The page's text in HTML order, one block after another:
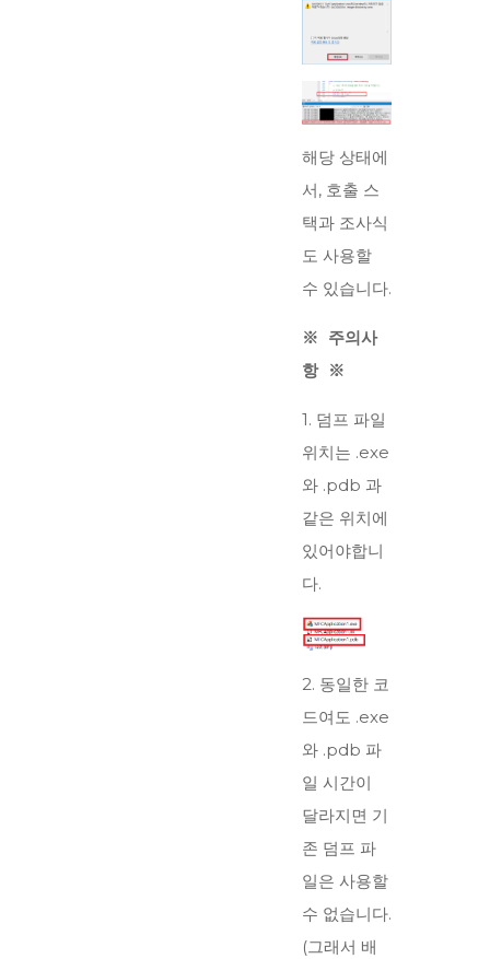
해당 상태에
서, 호출 스
택과 조사식
도 사용할
수 있습니다.
※ 주의사
항 ※
1. 덤프 파일
위치는 .exe
와 .pdb 과
같은 위치에
있어야합니
다.
2. 동일한 코
드여도 .exe
와 .pdb 파
일 시간이
달라지면 기
존 덤프 파
일은 사용할
수 없습니다.
(그래서 배